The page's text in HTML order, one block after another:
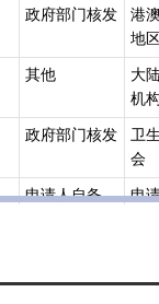
政府部门核发
港
地
其他
大
机
政府部门核发
卫
会
申请人自备 申